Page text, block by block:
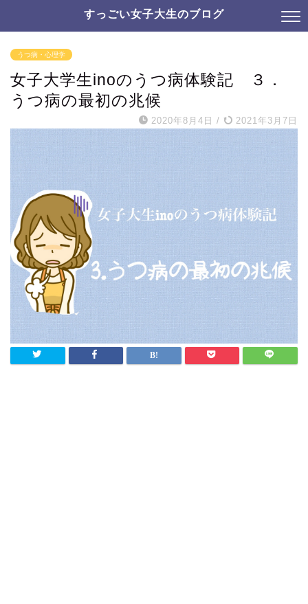
すっごい女子大生のブログ
うつ病・心理学
女子大学生inoのうつ病体験記 ３．
うつ病の最初の兆候
2020年8月4日 / 2021年3月7日